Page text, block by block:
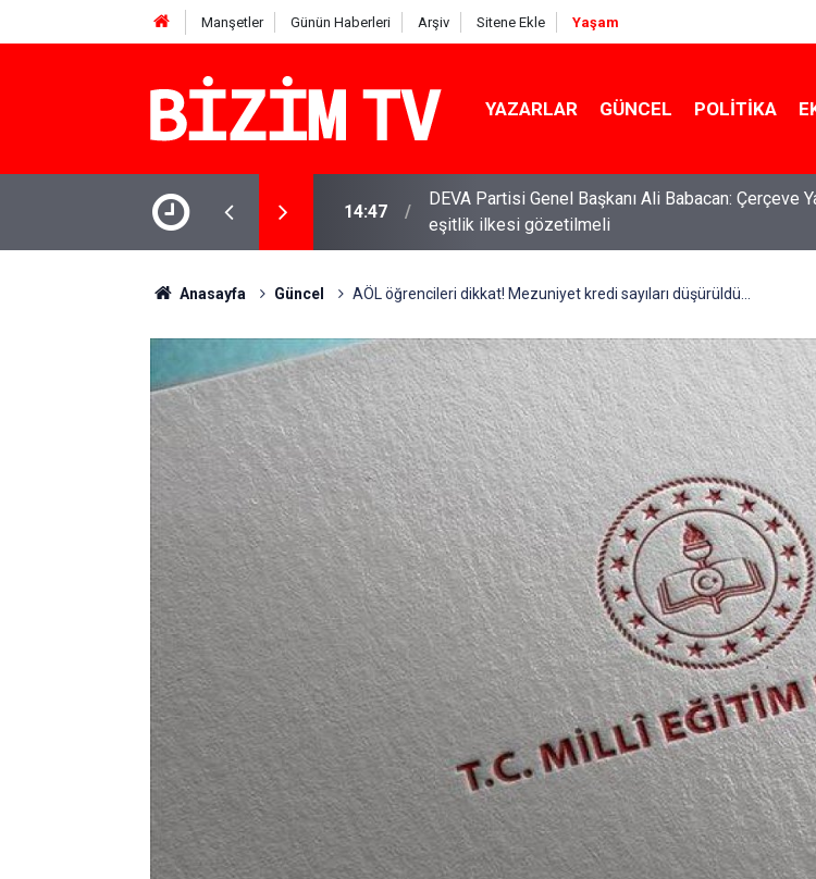
Manşetler Günün Haberleri Arşiv Sitene Ekle Yaşam
YAZARLAR GÜNCEL POLITIKA
Gram, çeyrek ve Cumhuriyet altını bugün
14:47
DEVA Partisi Genel Başkanı Ali Babacan: Çerçeve
eşitlik ilkesi gözetilmeli
Anasayfa Güncel AÖL öğrencileri dikkat! Mezuniyet kredi sayıları düşürüldü...